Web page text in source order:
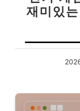
재미있